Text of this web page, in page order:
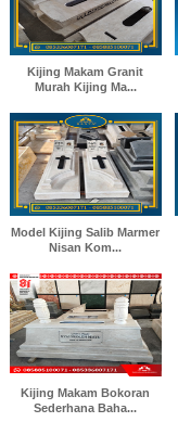
Kijing Makam Granit
Murah Kijing Ma...
Model Kijing Salib Marmer
Nisan Kom...
Kijing Makam Bokoran
Sederhana Baha...